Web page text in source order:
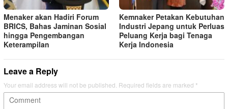
Menaker akan Hadiri Forum
BRICS, Bahas Jaminan Sosial
hingga Pengembangan
Keterampilan
Kemnaker Petakan Kebutuhan
Industri Jepang untuk Perluas
Peluang Kerja bagi Tenaga
Kerja Indonesia
Leave a Reply
Your email address will not be published. Required fields are marked *